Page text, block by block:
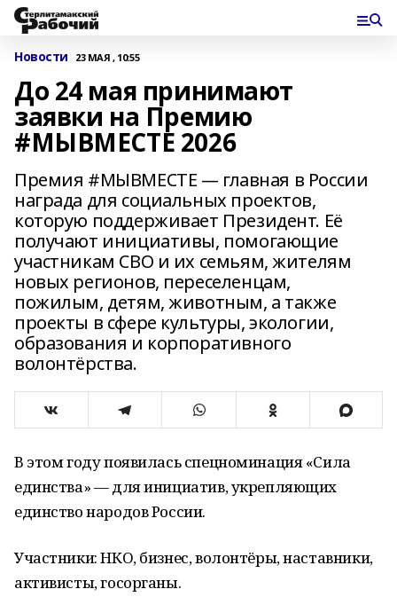
Новости 23 МАЯ , 10:55
До 24 мая принимают
заявки на Премию
#МЫВМЕСТЕ 2026
Премия #МЫВМЕСТЕ — главная в России
награда для социальных проектов,
которую поддерживает Президент. Её
получают инициативы, помогающие
участникам СВО и их семьям, жителям
новых регионов, переселенцам,
пожилым, детям, животным, а также
проекты в сфере культуры, экологии,
образования и корпоративного
волонтёрства.
В этом году появилась спецноминация «Сила
единства» — для инициатив, укрепляющих
единство народов России.
Участники: НКО, бизнес, волонтёры, наставники,
активисты, госорганы.